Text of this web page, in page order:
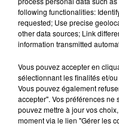
Objectif d’un site
énergie
Autre innovation,
répandue dans le
environnemental.
La démarche reste
compétition affichée.
following functionalities:
requested; Use precise
other data sources; Link
information transmitted
Vous pouvez accepter en
sélectionnant les finalités et/
Vous pouvez également
accepter". Vos préférences
pouvez mettre à jour vos
moment via le lien "Gérer les